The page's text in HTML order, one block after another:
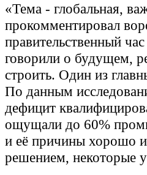
«Тема - глобальная,
прокомментировал
правительственный
говорили о будущем,
строить. Один из
По данным
дефицит
ощущали до 60%
и её причины хорошо
решением, некоторые